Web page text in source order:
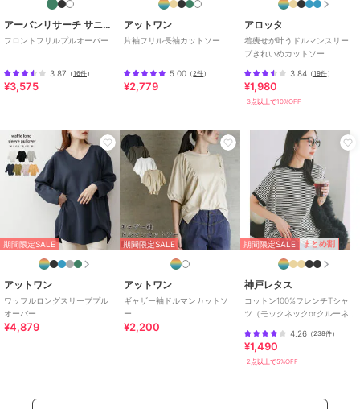
ットソー素材/無地
ショップスリーブ
その他袖デザ
イン/LL･13号以上あり
大きい
ライフスタイル/
クルー・Uネック/
ボートネック
/その他衿ぐり
レギュラー丈
Tシャツ・カットソー
綿・コットン素材/ 綿100％
ットソー素材/無地 /長袖
ショップスリーブ
その他袖デザ
LL･13号以上あり
大きい
/ライフスタイル/
クルー・Uネック /ボートネック
/その他衿ぐり/レギュラー丈
原産国 バングラデシュ
アーバンリサーチ サニーレーベル
フロントフリルプルオーバー
3.87 （16件）
¥3,575
アットワン
片袖フリル長袖カットソー
5.00 （2件）
¥2,779
アロッタ
着痩せが叶うドルマンスリー
ブきれいめカットソー
3.84 （19件）
¥1,980
3点以上で10%OFF
期間限定SALE
アットワン
ワッフルロングスリーブプル
オーバー
¥4,879
期間限定SALE
アットワン
ギャザー袖ドルマンカットソ
ー
¥2,200
期間限定SALE まとめ割
神戸レタス
コットン100%フレンチTシャ
ツ（モックネックorクルーネ
4.26（238件）
¥1,490
2点以上で5%OFF